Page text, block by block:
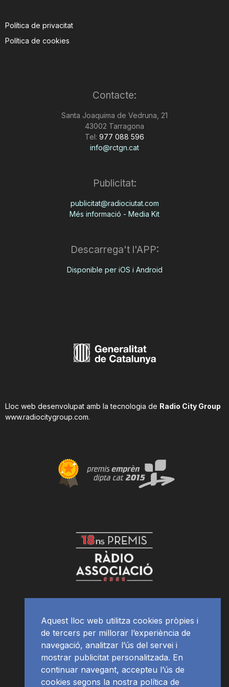
Política de privacitat
Política de cookies
Contacte:
Santa Joaquima de Vedruna, 21
43002 Tarragona
Tel: 977 088 596
info@rctgn.cat
Publicitat:
publicitat@radiociutat.com
Més informació - Media Kit
Descarrega't l'APP:
Disponible per iOS i Android
Lloc web desenvolupat amb la tecnologia de Radio City Group
www.radiocitygroup.com.
Aquest lloc web utilitza cookies pròpies i
de tercers per millorar l’experiència de
navegació, analitzar l’ús del servei i
mostrar publicitat personalitzada. En
continuar navegant, accepteu l’ús de
cookies segons la nostra política de